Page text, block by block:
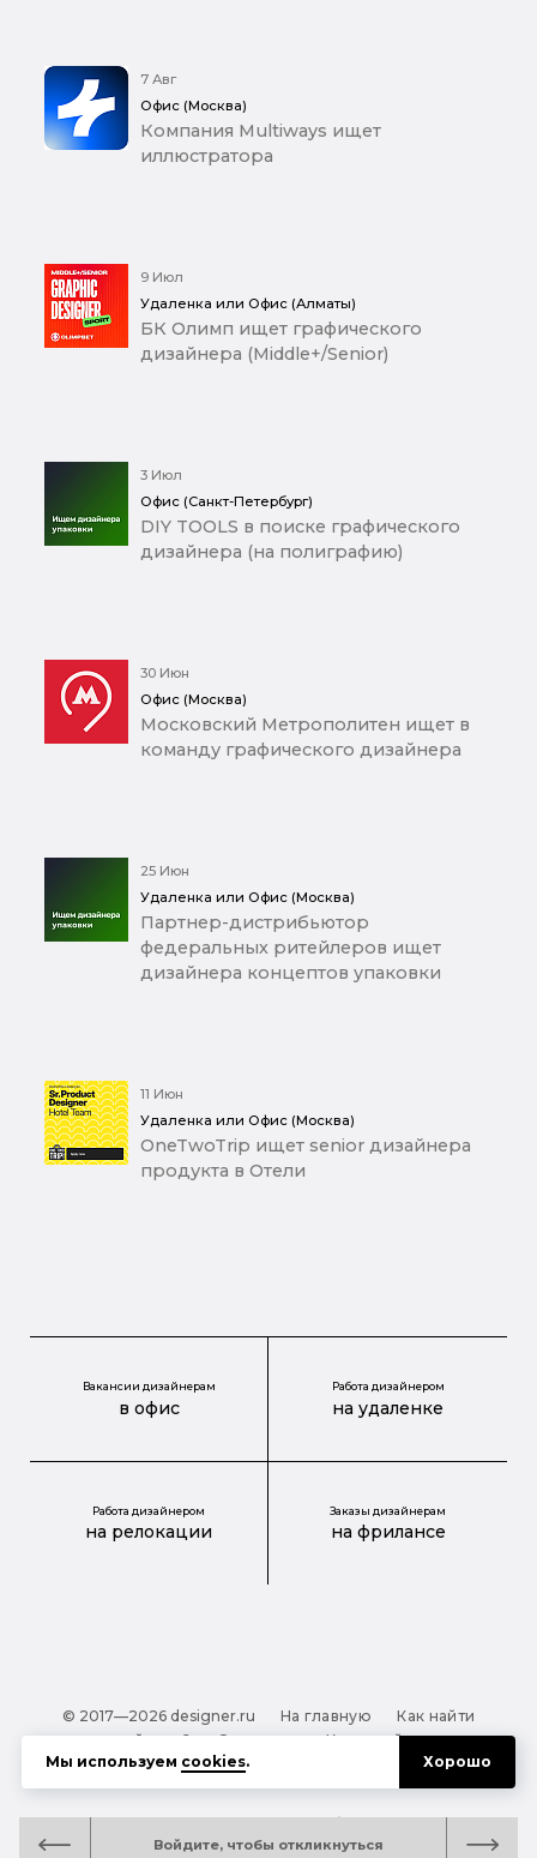
Войдите, чтобы откликнуться
7 Авг
Офис (Москва)
Компания Multiways ищет
иллюстратора
9 Июл
Удаленка или Офис (Алматы)
БК Олимп ищет графического
дизайнера (Middle+/Senior)
3 Июл
Офис (Санкт-Петербург)
DIY TOOLS в поиске графического
дизайнера (на полиграфию)
30 Июн
Офис (Москва)
Московский Метрополитен ищет в
команду графического дизайнера
25 Июн
Удаленка или Офис (Москва)
Партнер-дистрибьютор
федеральных ритейлеров ищет
дизайнера концептов упаковки
11 Июн
Удаленка или Офис (Москва)
OneTwoTrip ищет senior дизайнера
продукта в Отели
Вакансии дизайнерам
в офис
Работа дизайнером
на удаленке
Работа дизайнером
на релокации
Заказы дизайнерам
на фрилансе
© 2017—2026 designer.ru На главную
Как найти
дизайнера?
О проекте
Карта сайта
Обработка персональных данных
Файлы cookie
руководство для тех, кто заказывает дизайн
Мы используем cookies. Хорошо